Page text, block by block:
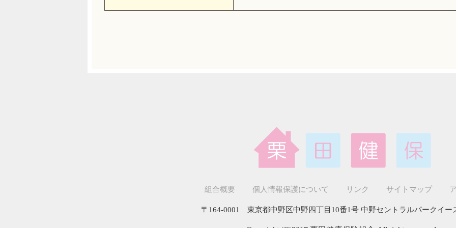
組合概要 個人情報保護について リンク サイトマップ
〒164-0001 東京都中野区中野四丁目10番1号 中野セントラルパークイー